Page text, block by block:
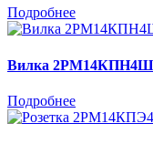
Подробнее
Вилка
Подробнее